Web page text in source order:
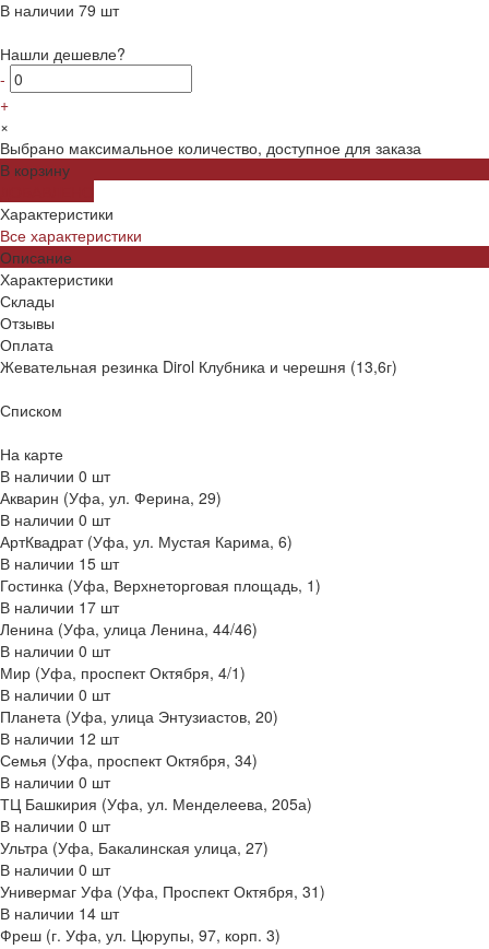
В наличии 79 шт
Нашли дешевле?
-
+
×
Выбрано максимальное количество, доступное для заказа
В корзину
Характеристики
Все характеристики
Описание
Характеристики
Склады
Отзывы
Оплата
Жевательная резинка Dirol Клубника и черешня (13,6г)
Списком
На карте
В наличии 0 шт
Акварин (Уфа, ул. Ферина, 29)
В наличии 0 шт
АртКвадрат (Уфа, ул. Мустая Карима, 6)
В наличии 15 шт
Гостинка (Уфа, Верхнеторговая площадь, 1)
В наличии 17 шт
Ленина (Уфа, улица Ленина, 44/46)
В наличии 0 шт
Мир (Уфа, проспект Октября, 4/1)
В наличии 0 шт
Планета (Уфа, улица Энтузиастов, 20)
В наличии 12 шт
Семья (Уфа, проспект Октября, 34)
В наличии 0 шт
ТЦ Башкирия (Уфа, ул. Менделеева, 205а)
В наличии 0 шт
Ультра (Уфа, Бакалинская улица, 27)
В наличии 0 шт
Универмаг Уфа (Уфа, Проспект Октября, 31)
В наличии 14 шт
Фреш (г‌. Уфа, ул. Цюрупы, 97, корп. 3)